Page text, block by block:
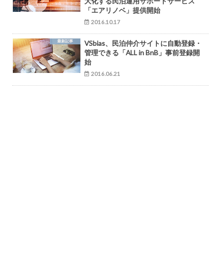
「エアリノベ」提供開始
2016.10.17
最新記事
VSbias、民泊仲介サイトに自動登録・
管理できる「ALL in BnB」事前登録開
始
2016.06.21